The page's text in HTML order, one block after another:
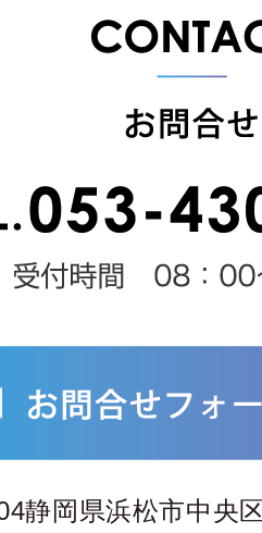
静岡県浜松市中央